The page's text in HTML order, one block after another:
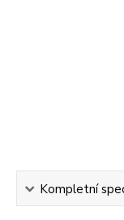
Kompletní